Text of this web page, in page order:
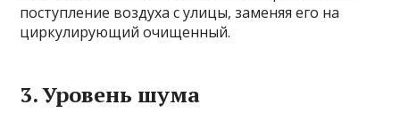
поступление воздуха с улицы, заменяя его на
циркулирующий очищенный.
3. Уровень шума